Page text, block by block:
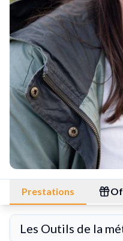
Prestations
Les Outils de la